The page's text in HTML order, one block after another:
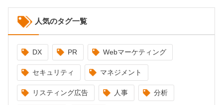
人気のタグ一覧
DX PR Webマーケティング
セキュリティ マネジメント
リスティング広告 人事 分析